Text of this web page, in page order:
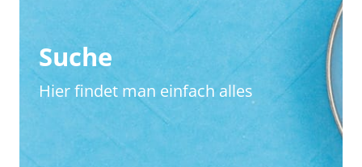
Suche
Hier findet man einfach alles